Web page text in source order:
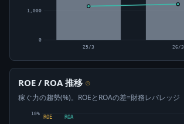
0
1,000
25/3 26/3
ROE / ROA 推移 ⊙
稼ぐ力の趨勢(%)。ROEとROAの差=財務レバレッジ
10%
ROE ROA